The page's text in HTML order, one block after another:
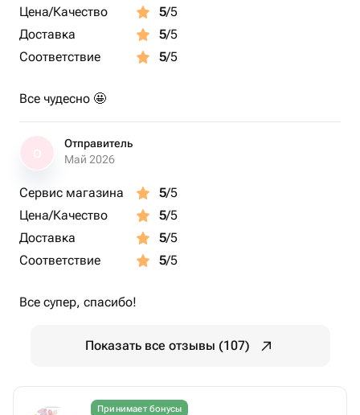
Цена/Качество 5/5
Доставка
5/5
Соответствие
5/5
Все чудесно 🤩
Отправитель
Май 2026
Сервис магазина 5/5
Цена/Качество
5/5
Доставка
5/5
Соответствие
5/5
Все супер, спасибо!
Показать все отзывы (107)
Принимает бонусы